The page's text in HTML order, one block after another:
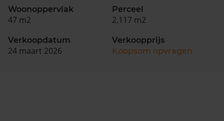
Woonoppervlak
47 m2
Perceel
2.117 m2
Verkoopdatum
24 maart 2026
Verkoopprijs
Koopsom opvragen